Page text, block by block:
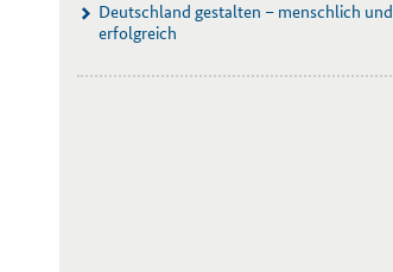
Deutschland gestalten – menschlich und
erfolgreich